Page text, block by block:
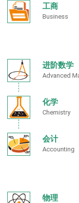
工商
Business
进阶数学
Advanced
化学
Chemistry
会计
Accounting
物理